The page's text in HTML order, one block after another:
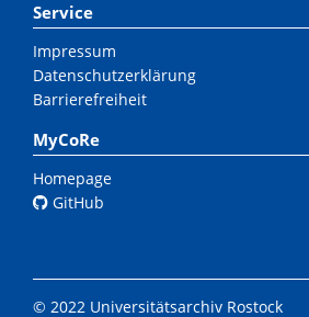
Service
Impressum
Datenschutzerklärung
Barrierefreiheit
MyCoRe
Homepage
GitHub
© 2022 Universitätsarchiv Rostock